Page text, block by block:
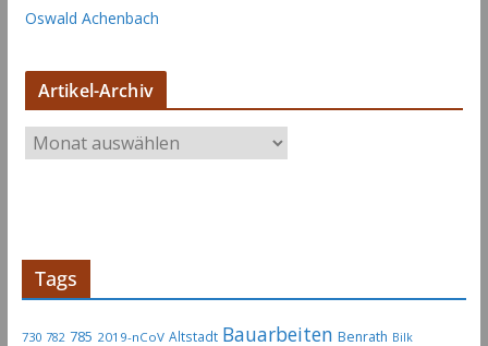
Oswald Achenbach
Artikel-Archiv
r
l
-
Tags
730 782 785 2019-nCoV Altstadt Bauarbeiten Benrath Bilk